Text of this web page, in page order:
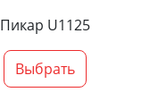
Пикар U1125
Выбрать